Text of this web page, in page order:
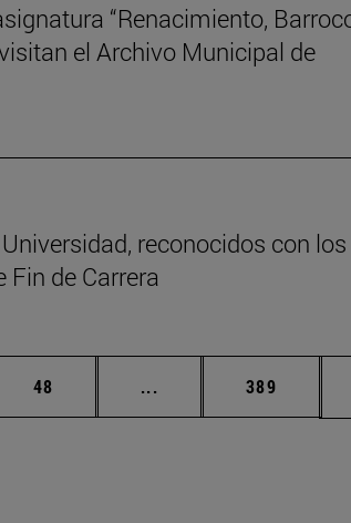
“Renacimiento,
el Archivo Municipal de
reconocidos con los
Fin de Carrera
desplazarse.
Página
48 ... Páginas intermedias
Página
389